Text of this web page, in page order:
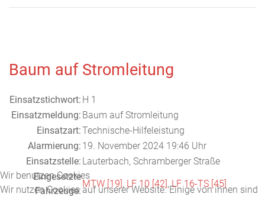
Baum auf Stromleitung
Einsatzstichwort: H 1
Einsatzmeldung: Baum auf Stromleitung
Einsatzart:Technische-Hilfeleistung
Alarmierung: 19. November 2024 19:46 Uhr
Einsatzstelle: Lauterbach, Schramberger Straße
Eingesetzte
Fahrzeuge:
MTW [19], LF 10 [42],LF 16-TS [45]
Wir benutzen Cookies
Wir nutzen Cookies auf unserer Website. Einige von ihnen sind